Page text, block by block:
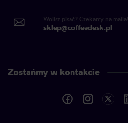
Wolisz pisać? Czekamy na maila!
sklep@coffeedesk.pl
Zostańmy w kontakcie